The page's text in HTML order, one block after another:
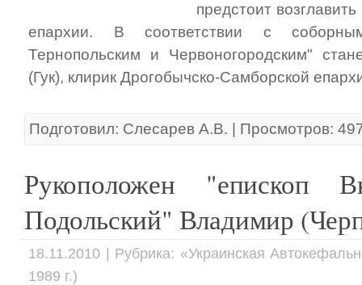
предстоит
епархии. В соответствии с
Тернопольским и Червоногородским"
(Гук), клирик Дрогобычско-Самборской
Подготовил: Слесарев А.В. | Просмотров:
Рукоположен "епископ
Подольский" Владимир
18.11.2010 | Рубрика: «Украинская
1989 г.)